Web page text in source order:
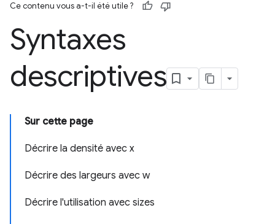
Ce contenu vous a-t-il été utile ?
Syntaxes
descriptives
Sur cette page
Décrire la densité avec x
Décrire des largeurs avec w
Décrire l'utilisation avec sizes